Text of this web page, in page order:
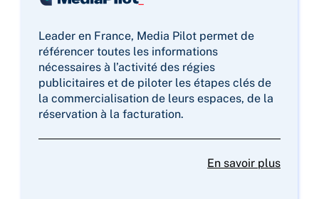
Leader en France, Media Pilot permet de
référencer toutes les informations
nécessaires à l’activité des régies
publicitaires et de piloter les étapes clés de
la commercialisation de leurs espaces, de la
réservation à la facturation.
En savoir plus